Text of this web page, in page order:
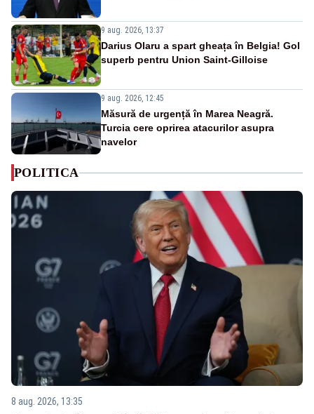
9 aug. 2026, 13:37
Darius Olaru a spart gheața în Belgia! Gol
superb pentru Union Saint-Gilloise
9 aug. 2026, 12:45
Măsură de urgență în Marea Neagră.
Turcia cere oprirea atacurilor asupra
navelor
POLITICA
8 aug. 2026, 13:35